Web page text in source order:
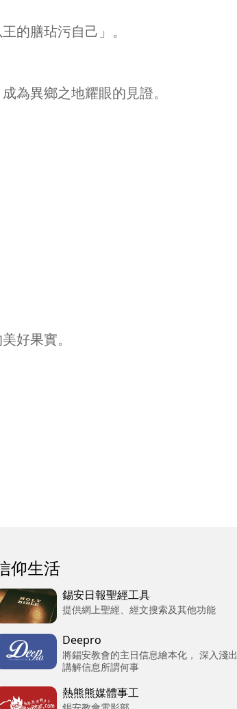
的膳玷污自己」。
為異鄉之地耀眼的見證。
好果實。
仰生活
錫安日報聖經工具
提供網上聖經、經文搜索及其他功能
Deepro
將錫安教會的主日信息繪本化， 深入淺出
講解信息所謂何事
熱熊熊媒體事工